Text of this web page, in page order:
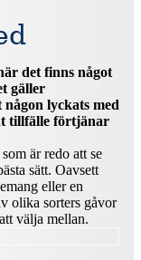
det finns något
gäller
lyckats med
tillfälle förtjänar
är redo att se
sätt. Oavsett
eller en
olika sorters gåvor
välja mellan.